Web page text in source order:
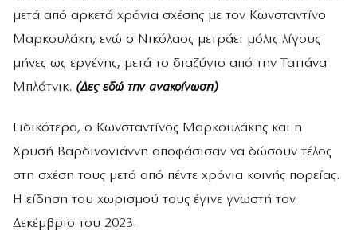
μετά από αρκετά χρόνια σχέσης με τον Κωνσταντίνο
Μαρκουλάκη, ενώ ο Νικόλαος μετράει μόλις λίγους
μήνες ως εργένης, μετά το διαζύγιο από την Τατιάνα
Μπλάτνικ. (Δες εδώ την ανακοίνωση)
Ειδικότερα, ο Κωνσταντίνος Μαρκουλάκης και η
Χρυσή Βαρδινογιάννη αποφάσισαν να δώσουν τέλος
στη σχέση τους μετά από πέντε χρόνια κοινής πορείας.
Η είδηση του χωρισμού τους έγινε γνωστή τον
Δεκέμβριο του 2023.